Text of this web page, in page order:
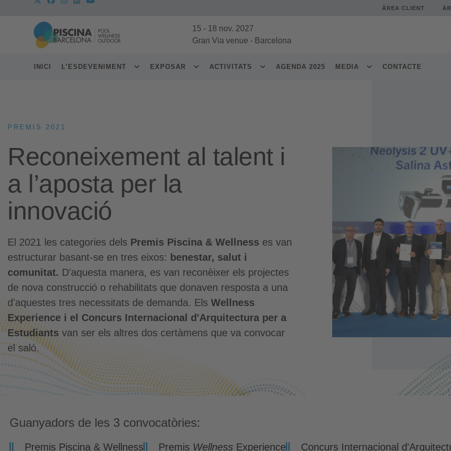
ÀREA CLIENT
15 - 18 nov. 2027
Gran Via venue - Barcelona
INICI L’ESDEVENIMENT EXPOSAR ACTIVITATS AGENDA 2025 MEDIA CONTACTE
PREMIS 2021
Reconeixement al talent i
a l’aposta per la
innovació
El 2021 les categories dels Premis Piscina & Wellness es van
estructurar basant-se en tres eixos: benestar, salut i
comunitat. D'aquesta manera, es van reconèixer els projectes
de nova construcció o rehabilitats que donaven resposta a una
d'aquestes tres necessitats de demanda. Els Wellness
Experience i el Concurs Internacional d'Arquitectura per a
Estudiants van ser els altres dos certàmens que va convocar
el saló.
Guanyadors de les 3 convocatòries:
Premis Piscina & Wellness Premis Wellness Experience Concurs Internacional